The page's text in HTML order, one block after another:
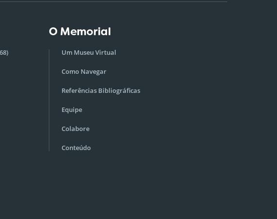
O Memorial
Um Museu Virtual
Como Navegar
Referências Bibliográficas
Equipe
Colabore
Conteúdo